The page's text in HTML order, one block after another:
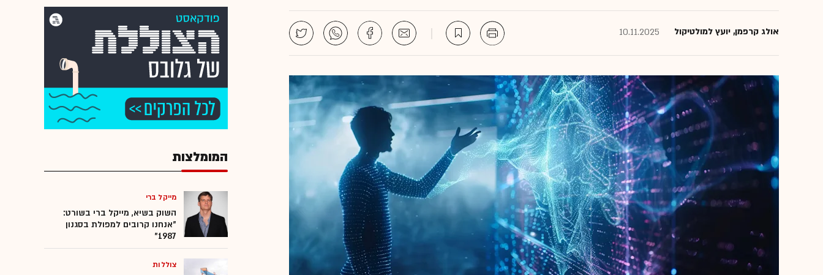
אולג קרפמן, יועץ למולטיקול 10.11.2025
המומלצות
מייקל ברי
השוק בשיא, מייקל ברי בשורט:
"אנחנו קרובים למפולת בסגנון
1987"
צוללות